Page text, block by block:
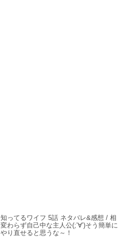
知ってるワイフ 5話 ネタバレ&感想 / 相
変わらず自己中な主人公(;’∀’)そう簡単に
やり直せると思うな～！